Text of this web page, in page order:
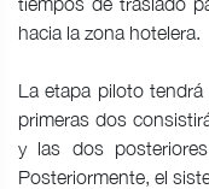
hacia la zona hotelera.
La etapa piloto
primeras dos
y las dos
Posteriormente, el